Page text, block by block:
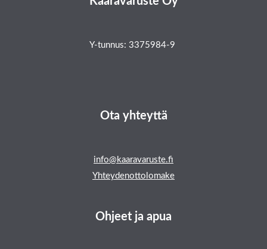
Y-tunnus: 3375984-9
Ota yhteyttä
info@kaaravaruste.fi
Yhteydenottolomake
Ohjeet ja apua